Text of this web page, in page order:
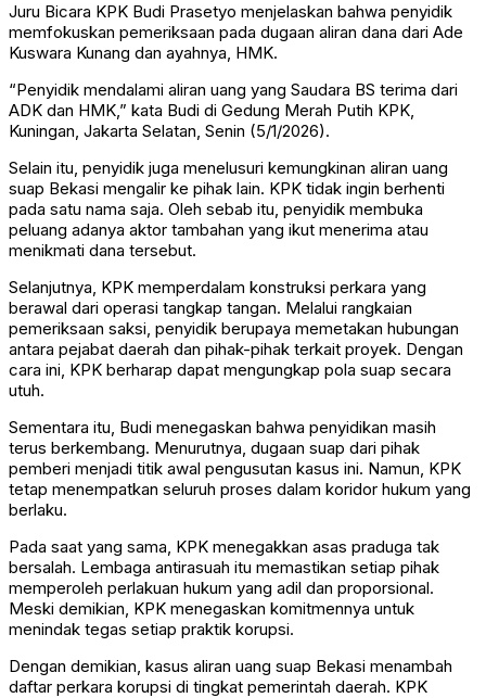
Juru Bicara KPK Budi Prasetyo menjelaskan bahwa penyidik
memfokuskan pemeriksaan pada dugaan aliran dana dari Ade
Kuswara Kunang dan ayahnya, HMK.
“Penyidik mendalami aliran uang yang Saudara BS terima dari
ADK dan HMK,” kata Budi di Gedung Merah Putih KPK,
Kuningan, Jakarta Selatan, Senin (5/1/2026).
Selain itu, penyidik juga menelusuri kemungkinan aliran uang
suap Bekasi mengalir ke pihak lain. KPK tidak ingin berhenti
pada satu nama saja. Oleh sebab itu, penyidik membuka
peluang adanya aktor tambahan yang ikut menerima atau
menikmati dana tersebut.
Selanjutnya, KPK memperdalam konstruksi perkara yang
berawal dari operasi tangkap tangan. Melalui rangkaian
pemeriksaan saksi, penyidik berupaya memetakan hubungan
antara pejabat daerah dan pihak-pihak terkait proyek. Dengan
cara ini, KPK berharap dapat mengungkap pola suap secara
utuh.
Sementara itu, Budi menegaskan bahwa penyidikan masih
terus berkembang. Menurutnya, dugaan suap dari pihak
pemberi menjadi titik awal pengusutan kasus ini. Namun, KPK
tetap menempatkan seluruh proses dalam koridor hukum yang
berlaku.
Pada saat yang sama, KPK menegakkan asas praduga tak
bersalah. Lembaga antirasuah itu memastikan setiap pihak
memperoleh perlakuan hukum yang adil dan proporsional.
Meski demikian, KPK menegaskan komitmennya untuk
menindak tegas setiap praktik korupsi.
Dengan demikian, kasus aliran uang suap Bekasi menambah
daftar perkara korupsi di tingkat pemerintah daerah. KPK